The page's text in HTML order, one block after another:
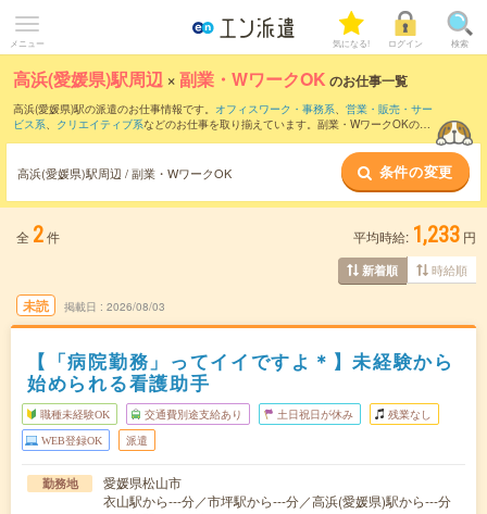
メニュー 気になる! ログイン 検索
高浜(愛媛県)駅周辺 ×副業・WワークOK のお仕事一覧
高浜(愛媛県)駅の派遣のお仕事情報です。 オフィスワーク・事務系、 営業・販売・サー
ビス系、 クリエイティブ系などのお仕事を取り揃えています。副業・WワークOKの条
高浜(愛媛県)駅周辺 / 副業・WワークOK 条件の変更
全 2件 平均時給: 1,233 円
新着順 時給順
未読 掲載日 2026/08/03
【「病院勤務」ってイイですよ＊】未経験から
始められる看護助手
職種未経験OK 交通費別途支給あり 土日祝日が休み 残業なし
WEB登録OK 派遣
勤務地
愛媛県松山市
衣山駅から---分／市坪駅から---分／高浜(愛媛県)駅から---分